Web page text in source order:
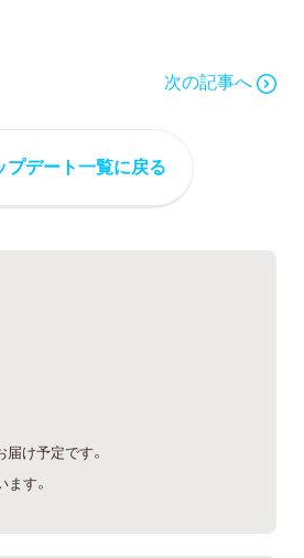
次の記事へ
プデート一覧に戻る
け予定です。
す。